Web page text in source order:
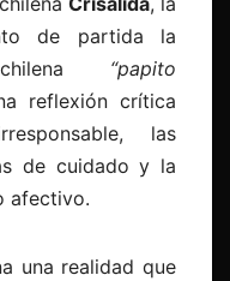
de partida la
“papito
reflexión crítica
las
de cuidado y la
afectivo.
una realidad que